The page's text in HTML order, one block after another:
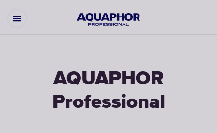
AQUAPHOR
Professional